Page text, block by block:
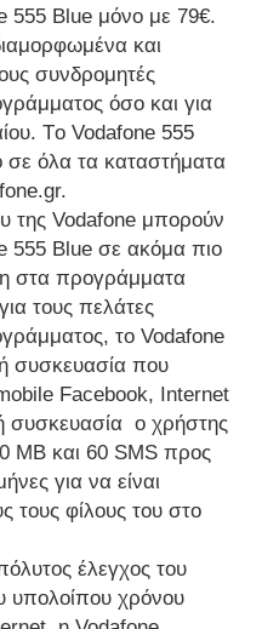
555 Blue μόνο με 79€.
και
συνδρομητές
όσο και για
Tο Vodafone 555
σε όλα τα καταστήματα
της Vodafone μπορούν
555 Blue σε ακόμα πιο
στα προγράμματα
τους πελάτες
το Vodafone
συσκευασία που
Facebook, Internet
συσκευασία ο χρήστης
ΜΒ και 60 SMS προς
για να είναι
τους φίλους του στο
έλεγχος του
υπολοίπου χρόνου